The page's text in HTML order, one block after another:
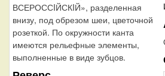
ВСЕРОССIЙСКIЙ», разделенная
внизу, под обрезом шеи, цветочной
розеткой. По окружности канта
имеются рельефные элементы,
выполненные в виде зубцов.